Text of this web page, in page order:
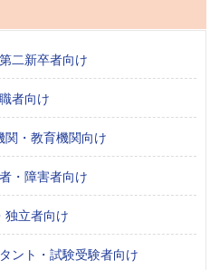
二新卒者向け
者向け
関・教育機関向け
・障害者向け
独立者向け
ント・試験受験者向け